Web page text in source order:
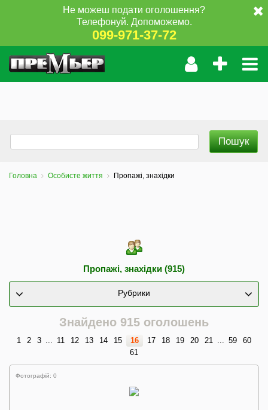
Не можеш подати оголошення?
Телефонуй. Допоможемо.
099-971-37-72
Головна Особисте життя Пропажі, знахідки
Пропажі, знахідки (915)
Рубрики
Знайдено 915 оголошень
1 2 3 ... 11 12 13 14 15 16 17 18 19 20 21 ... 59
60
61
Фотографій: 0